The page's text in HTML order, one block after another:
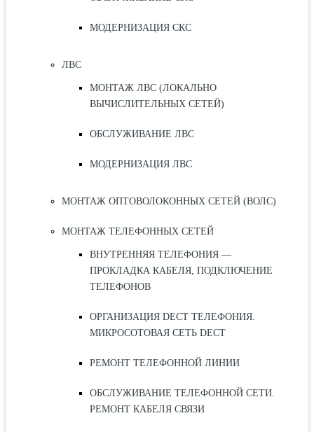
МОДЕРНИЗАЦИЯ СКС
ЛВС
МОНТАЖ ЛВС (ЛОКАЛЬНО
ВЫЧИСЛИТЕЛЬНЫХ СЕТЕЙ)
ОБСЛУЖИВАНИЕ ЛВС
МОДЕРНИЗАЦИЯ ЛВС
МОНТАЖ ОПТОВОЛОКОННЫХ СЕТЕЙ (ВОЛС)
МОНТАЖ ТЕЛЕФОННЫХ СЕТЕЙ
ВНУТРЕННЯЯ ТЕЛЕФОНИЯ —
ПРОКЛАДКА КАБЕЛЯ, ПОДКЛЮЧЕНИЕ
ТЕЛЕФОНОВ
ОРГАНИЗАЦИЯ DECT ТЕЛЕФОНИЯ.
МИКРОСОТОВАЯ СЕТЬ DECT
РЕМОНТ ТЕЛЕФОННОЙ ЛИНИИ
ОБСЛУЖИВАНИЕ ТЕЛЕФОННОЙ СЕТИ.
РЕМОНТ КАБЕЛЯ СВЯЗИ